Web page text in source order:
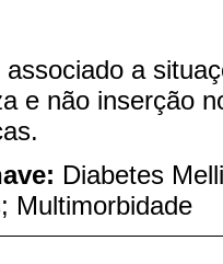
a
e não inserção
Diabetes
Multimorbidade